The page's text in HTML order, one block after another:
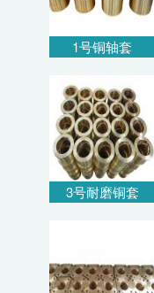
1号铜轴套
3号耐磨铜套